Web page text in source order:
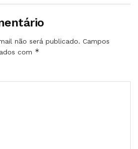
não será publicado. Campos
com *